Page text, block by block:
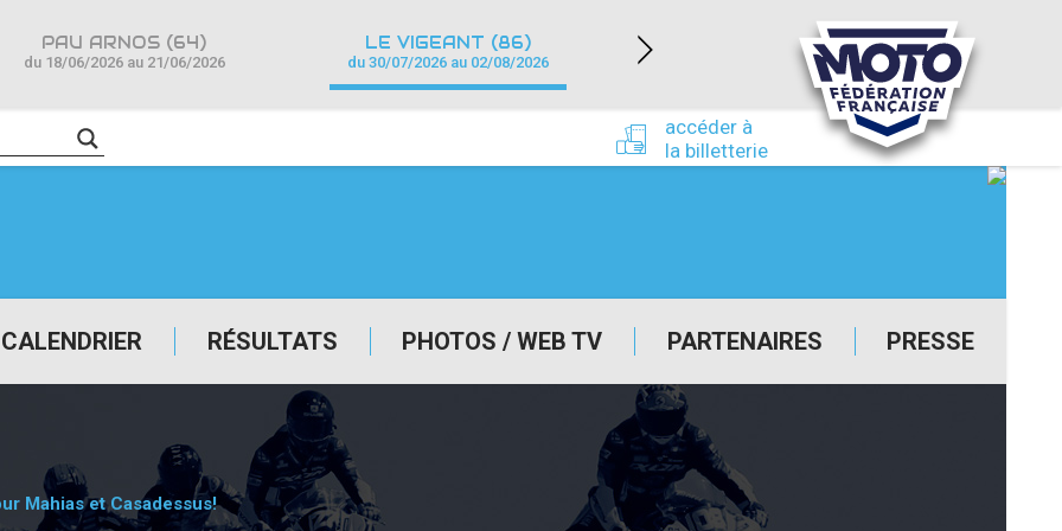
CALENDRIER RÉSULTATS PHOTOS / WEB TV PARTENAIRES PRESSE
accéder à
la billetterie
PAU ARNOS (64)
du 18/06/2026 au 21/06/2026
LE VIGEANT (86)
du 30/07/2026 au 02/08/2026
NEVERS MAGNY-COURS (58)
du 24/09/2026 au 27/09/2026
Mahias et Casadessus!